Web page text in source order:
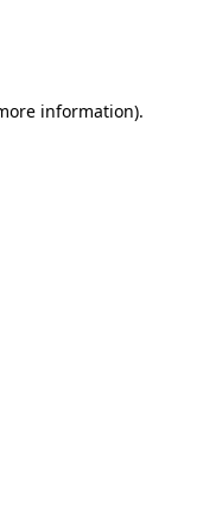
information).